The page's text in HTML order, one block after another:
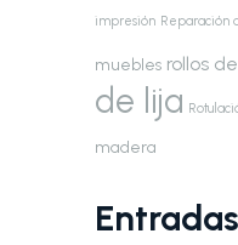
impresión Reparación
muebles rollos
de lija
madera